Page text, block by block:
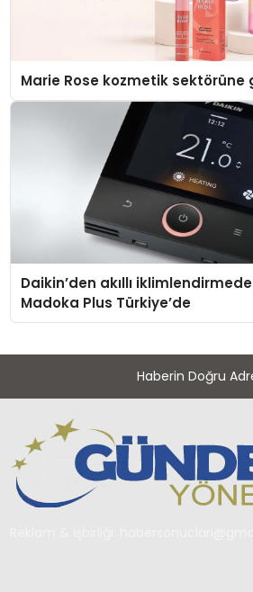
Marie Rose kozmetik sektörüne
Daikin’den akıllı
Madoka Plus Türkiye’de
Haberin Doğru